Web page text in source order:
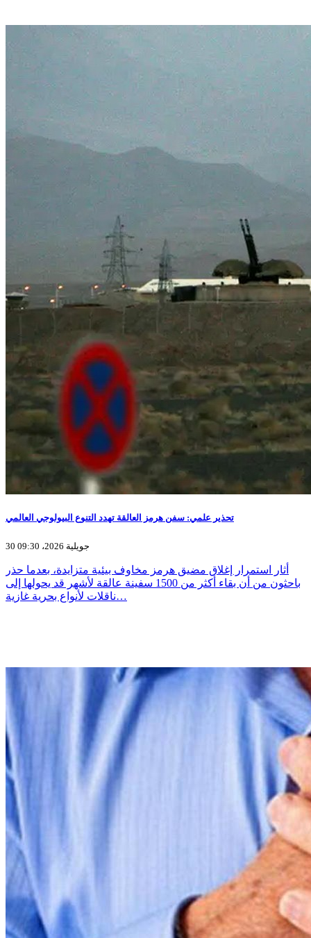
تحذير علمي: سفن هرمز العالقة تهدد التنوع البيولوجي العالمي
30 جويلية 2026، 09:30
أثار استمرار إغلاق مضيق هرمز مخاوف بيئية متزايدة، بعدما حذر
باحثون من أن بقاء أكثر من 1500 سفينة عالقة لأشهر قد يحولها إلى
ناقلات لأنواع بحرية غازية…